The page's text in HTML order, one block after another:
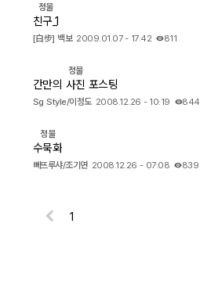
사이트/홈페이지 소개
정물
친구_1
[白步] 백보 2009.01.07 - 17:42 811
정물
간만의 사진 포스팅
Sg Style/이정도 2008.12.26 - 10:19 844
정물
수묵화
뻬뜨루샤/조기연 2008.12.26 - 07:08 839